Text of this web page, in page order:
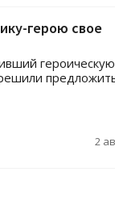
герою свое
2